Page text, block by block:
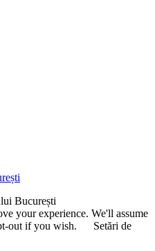
București
your experience. We'll assume
out if you wish.
Setări de